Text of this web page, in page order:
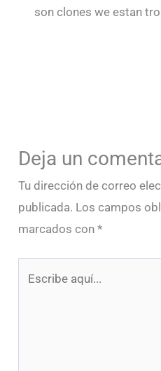
son clones we estan
Deja un
Tu dirección de correo
publicada. Los campos
marcados con*